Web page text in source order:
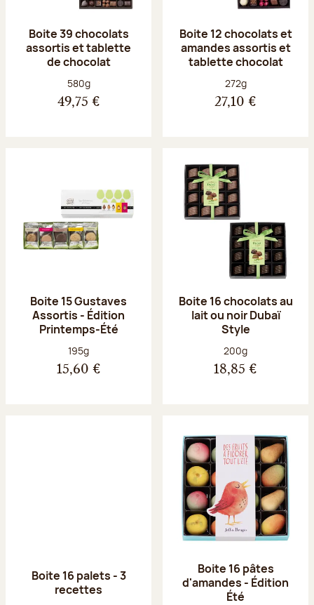
Boite 39 chocolats
assortis et tablette
de chocolat
Poids net :
580g
49,75 €
Boite 12 chocolats et
amandes assortis et
tablette chocolat
Poids net :
272g
27,10 €
Boite 15 Gustaves
Assortis - Édition
Printemps-Été
Poids net :
195g
15,60 €
Boite 16 chocolats au
lait ou noir Dubaï
Style
Poids net :
200g
18,85 €
Boite 16 palets - 3
recettes
Boite 16 pâtes
d'amandes - Édition
Été